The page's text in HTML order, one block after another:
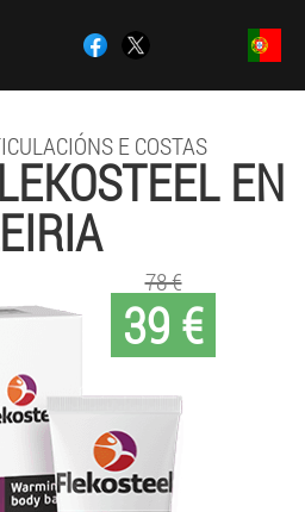
E COSTAS
EN
39 €
78 €